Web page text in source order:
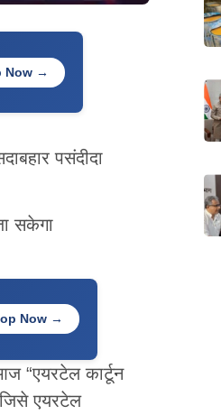
Now →
पसंदीदा
सकेगा
Now →
“एयरटेल कार्टून
एयरटेल